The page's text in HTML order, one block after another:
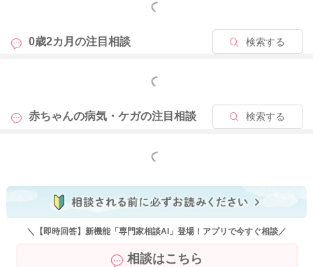
もっと見る
0歳2カ月の注目相談 検索する
もっと見る
赤ちゃんの病気・ケガの注目相談 検索する
もっと見る
＼【即時回答】新機能「専門家相談AI」登場！アプリで今すぐ相談／
相談はこちら